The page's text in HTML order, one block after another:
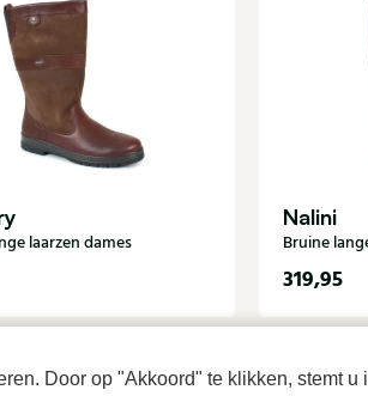
Door op "Akkoord" te klikken, stemt u
laarzen dames
Nalini
Bruine
319,95